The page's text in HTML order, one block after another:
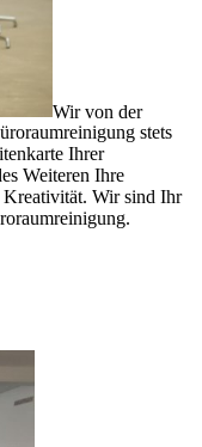
Wir von der
stets
Ihrer
Weiteren Ihre
Wir sind Ihr